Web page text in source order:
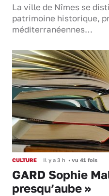
La ville de Nîmes se
patrimoine historique,
méditerranéennes…
CULTURE Il y a 3 h • vu 41 fois
GARD Sophie
presqu’aube »